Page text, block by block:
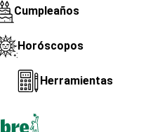
Cumpleaños
Horóscopos
Herramientas